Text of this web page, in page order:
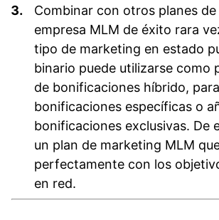
Combinar con otros planes
empresa MLM de éxito rara
tipo de marketing en estado
binario puede utilizarse como
de bonificaciones híbrido,
bonificaciones específicas o
bonificaciones exclusivas. De
un plan de marketing MLM
perfectamente con los
en red.